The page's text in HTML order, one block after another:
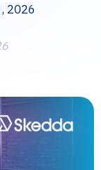
2026